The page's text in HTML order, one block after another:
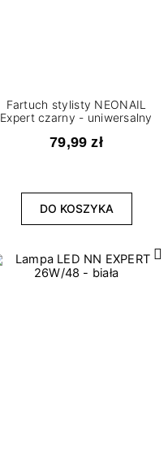
Fartuch stylisty NEONAIL
Expert czarny - uniwersalny
79,99 zł
DO KOSZYKA